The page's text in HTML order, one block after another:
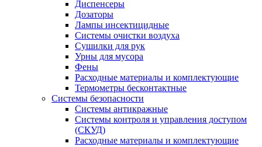
Диспенсеры
Дозаторы
Лампы инсектицидные
Системы очистки воздуха
Сушилки для рук
Урны для мусора
Фены
Расходные материалы и комплектующие
Термометры бесконтактные
Системы безопасности
Системы антикражные
Системы контроля и управления доступом
(СКУД)
Расходные материалы и комплектующие